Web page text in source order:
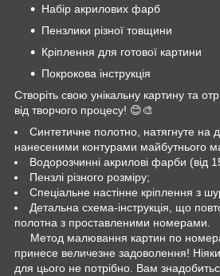
Набір акрилових фарб
Пензлики різної товщини
Кріплення для готової картини
Покрокова інструкція
Створіть свою унікальну картину та
від творчого процесу! 😊🎨
Синтетичне полотно, натягнуте на
нанесеними контурами майбутнього
Водорозчинні акрилові фарби (від
Пензлі різного розміру;
Спеціальне настінне кріплення з
Детальна схема-інструкція, що
полотна з проставленими номерами.
Метод малювання картин по
принесе величезне задоволення!
для цього не потрібно. Вам